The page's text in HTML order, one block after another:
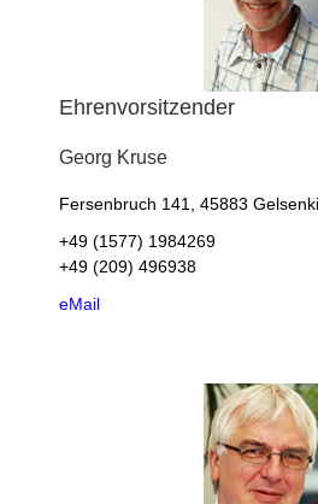
Ehrenvorsitzender
Georg Kruse
Fersenbruch 141, 45883
+49 (1577) 1984269
+49 (209) 496938
eMail